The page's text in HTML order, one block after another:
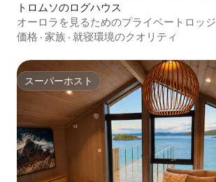
トロムソのログハウス
オーロラを見るためのプライベートロッジ
価格 · 家族 · 就寝環境のクオリティ
スーパーホスト
スーパーホスト